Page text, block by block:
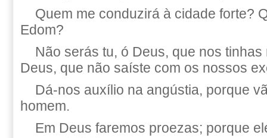
Quem me conduzirá à cidade forte?
Edom?
Não serás tu, ó Deus, que nos tinhas
Deus, que não saíste com os nossos
Dá-nos auxílio na angústia, porque
homem.
Em Deus faremos proezas; porque